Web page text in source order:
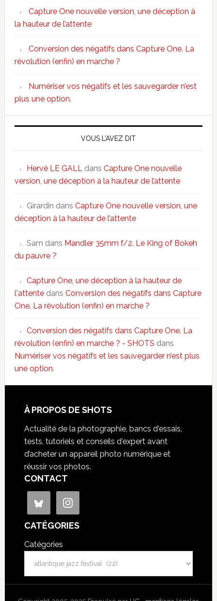
Capture One nouvelle version, une déception à
la hauteur de l’attente
Conversion des négatifs dans Capture One. La
révolution (enfin) en marche ?
Numériser vos négatifs et les sauvegarder n’est
plus une option.
VOUS L’AVEZ DIT
Hervé LE GALL dans Capture One nouvelle
version, une déception à la hauteur de l’attente
Girardin dans Capture One nouvelle version, une
déception à la hauteur de l’attente
Sam dans Mandler 35mm f/2. Le King of Bokeh
du pauvre ?
Capture One, une déception à la hauteur de
l'attentedans Conversion des négatifs dans Capture
One. La révolution (enfin) en marche ?
Conversion des négatifs dans Capture One. La
révolution (enfin) en marche ? - SHOTS dans
Numériser vos négatifs et les sauvegarder n’est plus
une option.
À PROPOS DE SHOTS
Actualité de la photographie, bancs d'essais,
tests, tutoriels et conseils d'expert avant
d’acheter un appareil photo numérique et
réussir vos photos.
CONTACT
CATÉGORIES
Catégories